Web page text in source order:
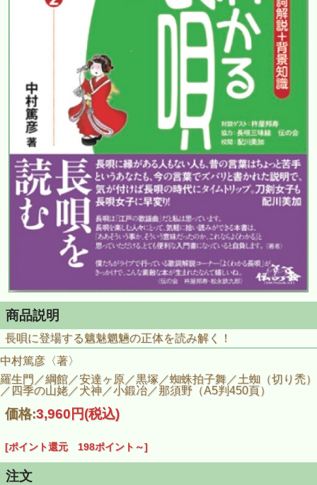
商品説明
長唄に登場する魑魅魍魎の正体を読み解く！
中村篤彦〈著〉
羅生門／綱館／安達ヶ原／黒塚／蜘蛛拍子舞／土蜘（切り禿）
／四季の山姥／犬神／小鍛冶／那須野（A5判450頁）
価格:3,960円(税込)
[ポイント還元 198ポイント～]
注文